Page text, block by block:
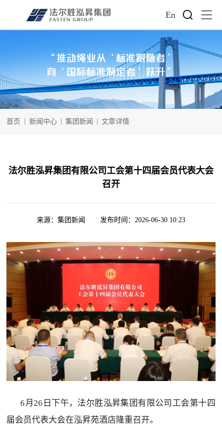
En
“推动绳业从‘标准跟随者’
向‘国际标准制定者’跃升”
首页 新闻中心 集团新闻 文章详情
法尔胜泓昇集团有限公司工会第十四届会员代表大会
召开
来源：集团新闻 发布时间： 2026-06-30 10:23
6月26日下午，法尔胜泓昇集团有限公司工会第十四
届会员代表大会在泓昇苑酒店隆重召开。